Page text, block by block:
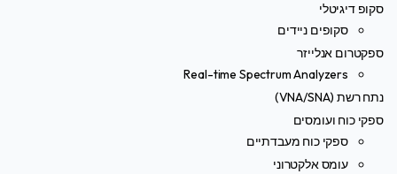
סקופ דיגיטלי
סקופים ניידים
ספקטרום אנלייזר
Real-time Spectrum Analyzers
נתח רשת (VNA/SNA)
ספקי כוח ועומסים
ספקי כוח מעבדתיים
עומס אלקטרוני